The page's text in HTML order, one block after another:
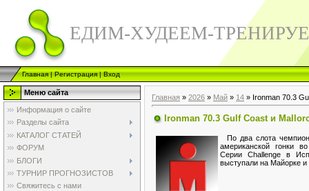
ЕДИМ-ХУДЕЕМ-
Главная|Регистрация|Вход
Меню сайта
Информация о сайте
Разделы сайта
КАТАЛОГ СТАТЕЙ
ФОРУМ
БЛОГИ
ТУРНИР ПРОГНОЗИСТОВ
Свяжитесь с нами
Главная » 2026 » Май » 14 » Ironman 70.3
Ironman 70.3 Gulf Coast и
По два слота
американской гонки
Серии Challenge в
выступали на Майорке